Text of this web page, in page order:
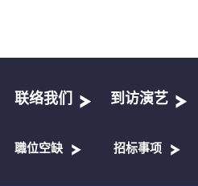
联络我们 到访演艺
職位空缺 招标事项